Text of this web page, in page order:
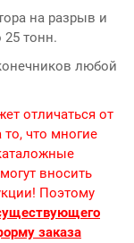
на разрыв и
25 тонн.
любой
отличаться от
что многие
вносить
Поэтому
заказа